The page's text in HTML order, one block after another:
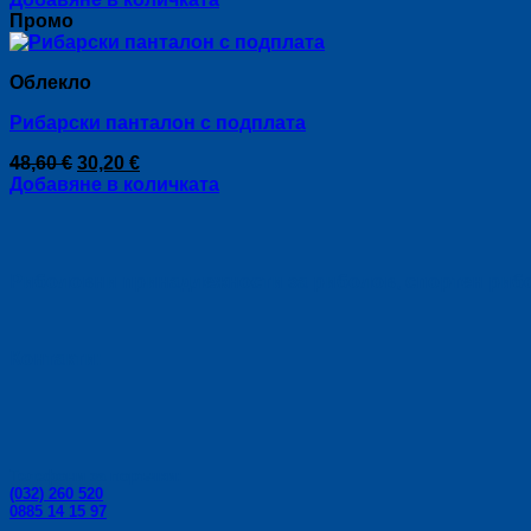
33,20 €.28,10 €.
Промо
Облекло
Рибарски панталон с подплата
48,60€ Original
price
30,20 €Текущата
цена
Добавяне в количката
(032) 260 520
0885 14 15 97